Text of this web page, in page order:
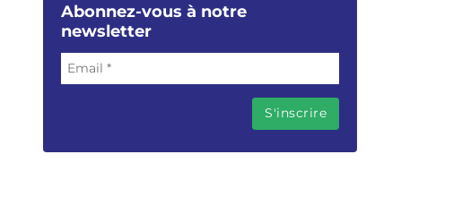
Abonnez-vous à notre
newsletter